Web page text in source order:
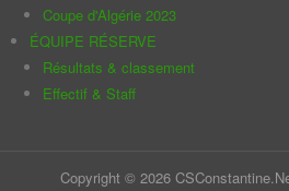
Coupe d'Algérie 2023
ÉQUIPE RÉSERVE
Résultats & classement
Effectif & Staff
Copyright © 2026